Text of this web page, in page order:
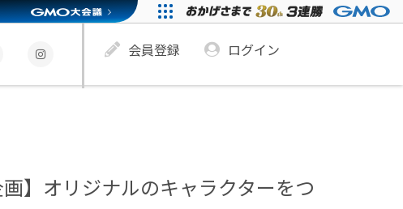
会員登録 ログイン
画】オリジナルのキャラクターをつ